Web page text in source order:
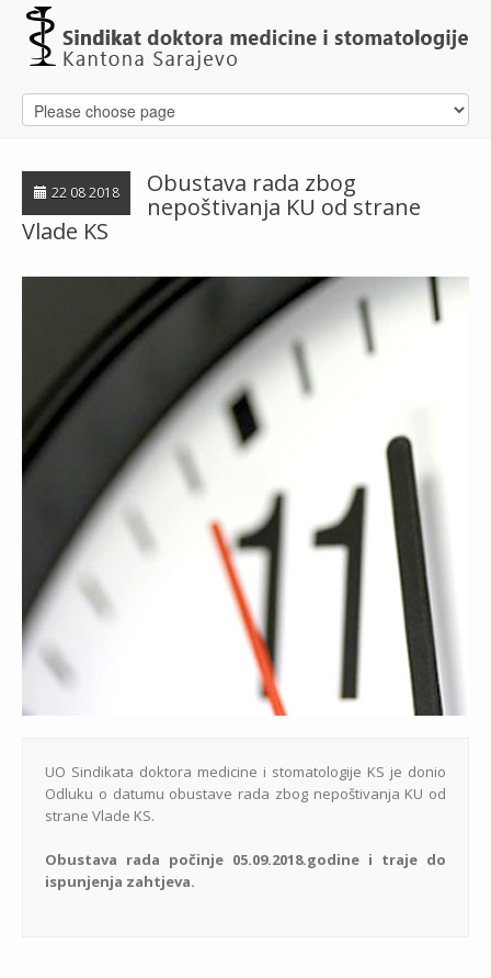
22 08 2018
Obustava rada zbog
nepoštivanja KU od strane
Vlade KS
UO Sindikata doktora medicine i stomatologije KS je donio
Odluku o datumu obustave rada zbog nepoštivanja KU od
strane Vlade KS.
Obustava rada počinje 05.09.2018.godine i traje do
ispunjenja zahtjeva.